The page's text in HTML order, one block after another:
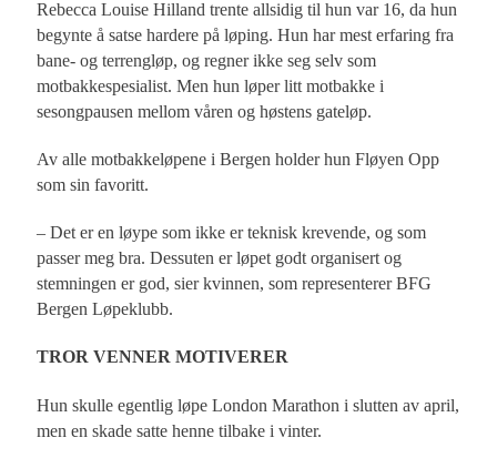
Rebecca Louise Hilland trente allsidig til hun var 16, da hun
begynte å satse hardere på løping. Hun har mest erfaring fra
bane- og terrengløp, og regner ikke seg selv som
motbakkespesialist. Men hun løper litt motbakke i
sesongpausen mellom våren og høstens gateløp.
Av alle motbakkeløpene i Bergen holder hun Fløyen Opp
som sin favoritt.
– Det er en løype som ikke er teknisk krevende, og som
passer meg bra. Dessuten er løpet godt organisert og
stemningen er god, sier kvinnen, som representerer BFG
Bergen Løpeklubb.
TROR VENNER MOTIVERER
Hun skulle egentlig løpe London Marathon i slutten av april,
men en skade satte henne tilbake i vinter.